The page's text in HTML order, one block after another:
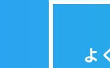
よ